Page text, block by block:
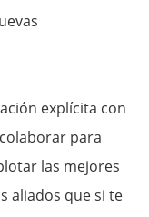
explícita con
para
las mejores
aliados que si te